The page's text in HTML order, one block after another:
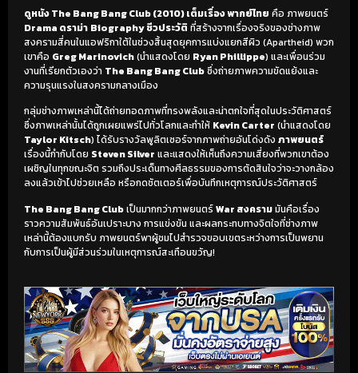
ดูหนัง The Bang Bang Club (2010) เต็มเรื่อง พากย์ไทย คือ ภาพยนตร์
Drama ดราม่า Biography ชีวประวัติ ที่สร้างจากเรื่องจริงของช่างภาพ
สงครามสี่คนในแอฟริกาใต้ในช่วงสิ้นสุดยุคการแบ่งแยกสีผิว (Apartheid) พวก
เขาคือ Greg Marinovich(นำแสดงโดย Ryan Phillippe) และเพื่อนร่วม
งานที่เรียกตัวเองว่า The Bang Bang Clubซึ่งถ่ายภาพความขัดแย้งและ
ความรุนแรงในสงครามกลางเมือง
กลุ่มช่างภาพเหล่านี้ได้ถ่ายทอดภาพที่ทรงพลังและน่าตกใจที่สุดในประวัติศาสตร์
ซึ่งภาพเหล่านั้นได้ถูกเผยแพร่ไปทั่วโลกและทำให้ Kevin Carter (นำแสดงโดย
Taylor Kitsch) ได้รับรางวัลพูลิตเซอร์จากภาพถ่ายอันโด่งดัง ภาพยนตร์
เรื่องนี้กำกับโดย Steven Silver และแสดงให้เห็นถึงความเสี่ยงที่พวกเขาต้อง
เผชิญในทุกขณะจิต รวมถึงประเด็นทางศีลธรรมของการตัดสินใจว่าจะวางกล้อง
ลงแล้วเข้าไปช่วยเหลือ หรือกดชัตเตอร์เพื่อบันทึกเหตุการณ์ประวัติศาสตร์
The Bang Bang Clubเป็นมากกว่าภาพยนตร์War สงครามมันคือเรื่อง
ราวความสัมพันธ์อันเปราะบาง การแข่งขัน และผลกระทบทางจิตใจที่ช่างภาพ
เหล่านี้ต้องแบกรับ ภาพยนตร์พาผู้ชมไปสำรวจขอบเขตระหว่างการเป็นพยาน
กับการเป็นผู้มีส่วนร่วมในเหตุการณ์สะเทือนขวัญ!